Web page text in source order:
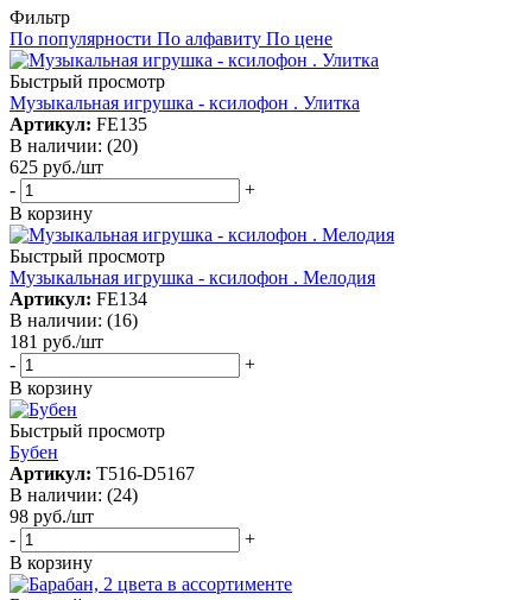
Фильтр
По популярности По алфавиту По цене
Быстрый просмотр
Музыкальная игрушка - ксилофон . Улитка
Артикул: FE135
В наличии: (20)
625 руб./шт
-
+
В корзину
Быстрый просмотр
Музыкальная игрушка - ксилофон . Мелодия
Артикул: FE134
В наличии: (16)
181 руб./шт
-
+
В корзину
Быстрый просмотр
Бубен
Артикул: Т516-D5167
В наличии: (24)
98 руб./шт
-
+
В корзину